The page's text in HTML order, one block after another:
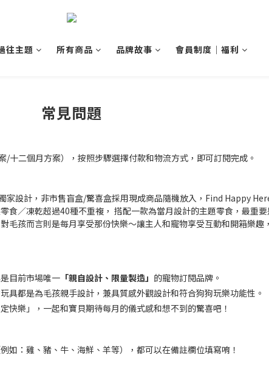
往主題 所有商品 品牌故事 會員制度｜福利
常見問題
二個月方案），按照步驟選擇付款和物流方式，即可訂閱完成。
設計，非市售盲盒/驚喜盒採用現成商品隨機放入，Find Happy
食／凍乾超過40種不重複， 搭配一款為當月設計的主題零食，最重
毛孩而言則是每月享受那份快樂～讓主人和寵物享受互動和開箱樂趣
目前市場唯一 「親自設計、限量製造」 的寵物訂閱品牌。
都是為毛孩親手設計，兼具質感外觀設計和符合狗狗玩樂功能性。
樂」，一起和寶貝期待每月的儀式感和想不到的驚喜吧！
：雞、豬、牛、海鮮、羊等），都可以在備註欄位填寫唷！